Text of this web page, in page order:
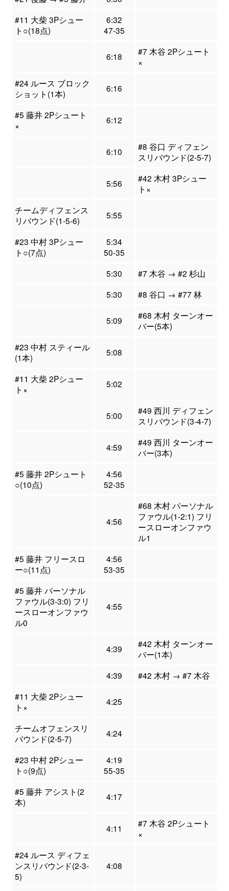
#11 大柴 3Pシュー
ト○(18点)
6:32
47-35
6:18
#7 木谷 2Pシュート
×
#24 ルース ブロック
ショット(1本)
6:16
#5 藤井 2Pシュート
×
6:12
6:10
#8 谷口 ディフェン
スリバウンド(2-5-7)
5:56
#42 木村 3Pシュー
ト×
チームディフェンス
リバウンド(1-5-6)
5:55
#23 中村 3Pシュー
ト○(7点)
5:34
50-35
5:30
#7 木谷 → #2 杉山
5:30
#8 谷口 → #77 林
5:09
#68 木村 ターンオー
バー(5本)
#23 中村 スティール
(1本)
5:08
#11 大柴 2Pシュー
ト×
5:02
5:00
#49 西川 ディフェン
スリバウンド(3-4-7)
4:59
#49 西川 ターンオー
バー(3本)
#5 藤井 2Pシュート
○(10点)
4:56
52-35
4:56
#68 木村 パーソナル
ファウル(1-2:1) フリ
ースローオンファウ
ル1
#5 藤井 フリースロ
ー○(11点)
4:56
53-35
#5 藤井 パーソナル
ファウル(3-3:0) フリ
ースローオンファウ
ル0
4:55
4:39
#42 木村 ターンオー
バー(1本)
4:39
#42 木村 → #7 木谷
#11 大柴 2Pシュー
ト×
4:25
チームオフェンスリ
バウンド(2-5-7)
4:24
#23 中村 2Pシュー
ト○(9点)
4:19
55-35
#5 藤井 アシスト(2
本)
4:17
4:11
#7 木谷 2Pシュート
×
#24 ルース ディフェ
ンスリバウンド(2-3-
5)
4:08